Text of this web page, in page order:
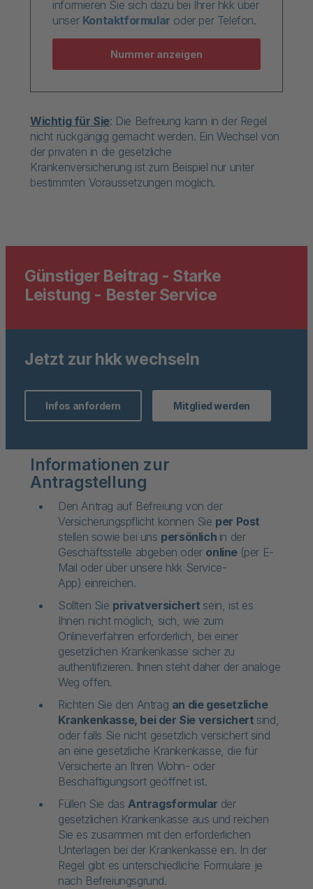
informieren Sie sich dazu bei Ihrer hkk über
unser Kontaktformular oder per Telefon.
Nummer anzeigen
Wichtig für Sie: Die Befreiung kann in der Regel
nicht rückgängig gemacht werden. Ein Wechsel von
der privaten in die gesetzliche
Krankenversicherung ist zum Beispiel nur unter
bestimmten Voraussetzungen möglich.
Günstiger Beitrag - Starke
Leistung - Bester Service
Jetzt zur hkk wechseln
Infos anfordern Mitglied werden
Informationen zur
Antragstellung
Den Antrag auf Befreiung von der
Versicherungspflicht können Sie per Post
stellen sowie bei uns persönlich in der
Geschäftsstelle abgeben oder online (per E-
Mail oder über unsere hkk Service-
App) einreichen.
Sollten Sie privatversichert sein, ist es
Ihnen nicht möglich, sich, wie zum
Onlineverfahren erforderlich, bei einer
gesetzlichen Krankenkasse sicher zu
authentifizieren. Ihnen steht daher der analoge
Weg offen.
Richten Sie den Antrag an die gesetzliche
Krankenkasse, bei der Sie versichert sind,
oder falls Sie nicht gesetzlich versichert sind
an eine gesetzliche Krankenkasse, die für
Versicherte an Ihren Wohn- oder
Beschäftigungsort geöffnet ist.
Füllen Sie das Antragsformular der
gesetzlichen Krankenkasse aus und reichen
Sie es zusammen mit den erforderlichen
Unterlagen bei der Krankenkasse ein. In der
Regel gibt es unterschiedliche Formulare je
nach Befreiungsgrund.